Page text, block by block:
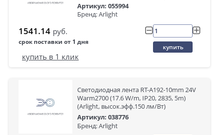
Артикул: 055994
Бренд: Arlight
1541.14 руб.
срок поставки от 1 дня
купить
купить в 1 клик
Светодиодная лента RT-A192-10mm 24V
Warm2700 (17.6 W/m, IP20, 2835, 5m)
(Arlight, высок.эфф.150 лм/Вт)
Артикул: 038776
Бренд: Arlight